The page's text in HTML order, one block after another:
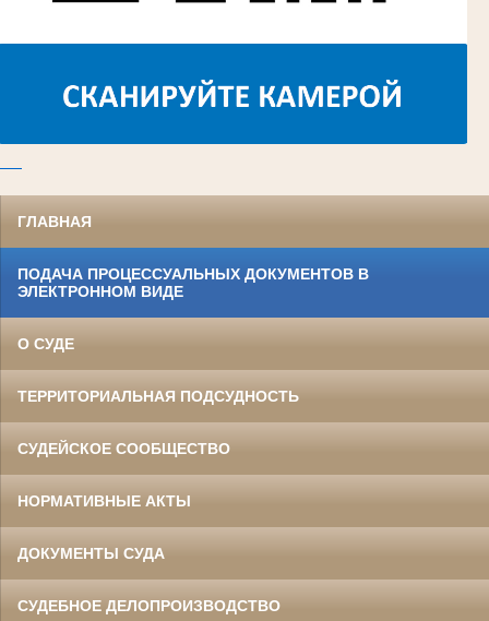
ГЛАВНАЯ
ПОДАЧА ПРОЦЕССУАЛЬНЫХ ДОКУМЕНТОВ В
ЭЛЕКТРОННОМ ВИДЕ
О СУДЕ
ТЕРРИТОРИАЛЬНАЯ ПОДСУДНОСТЬ
СУДЕЙСКОЕ СООБЩЕСТВО
НОРМАТИВНЫЕ АКТЫ
ДОКУМЕНТЫ СУДА
СУДЕБНОЕ ДЕЛОПРОИЗВОДСТВО